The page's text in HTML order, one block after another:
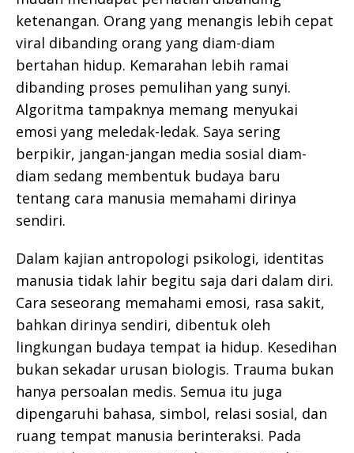
ketenangan. Orang yang menangis lebih cepat
viral dibanding orang yang diam-diam
bertahan hidup. Kemarahan lebih ramai
dibanding proses pemulihan yang sunyi.
Algoritma tampaknya memang menyukai
emosi yang meledak-ledak. Saya sering
berpikir, jangan-jangan media sosial diam-
diam sedang membentuk budaya baru
tentang cara manusia memahami dirinya
sendiri.
Dalam kajian antropologi psikologi, identitas
manusia tidak lahir begitu saja dari dalam diri.
Cara seseorang memahami emosi, rasa sakit,
bahkan dirinya sendiri, dibentuk oleh
lingkungan budaya tempat ia hidup. Kesedihan
bukan sekadar urusan biologis. Trauma bukan
hanya persoalan medis. Semua itu juga
dipengaruhi bahasa, simbol, relasi sosial, dan
ruang tempat manusia berinteraksi. Pada